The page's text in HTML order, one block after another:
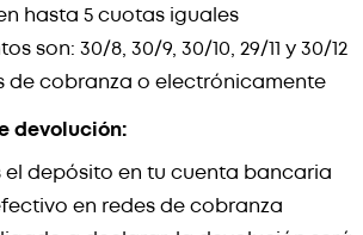
hasta 5 cuotas iguales
son: 30/8, 30/9, 30/10, 29/11 y 30/12
de cobranza o electrónicamente
devolución:
el depósito en tu cuenta bancaria
en redes de cobranza